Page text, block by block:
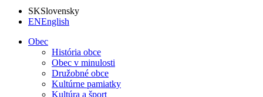
SKSlovensky
ENEnglish
Obec
História obce
Obec v minulosti
Družobné obce
Kultúrne pamiatky
Kultúra a šport